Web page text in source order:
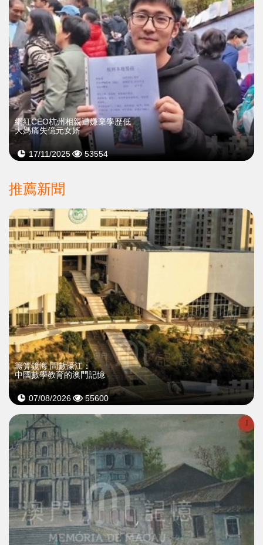
網紅CEO杭州相親遭嫌棄學歷低
大媽痛失億元女婿
17/11/2025 53554
推薦新聞
籌算鏡海 問數濠江：
中國數學教育的澳門記憶
07/08/2026 55600